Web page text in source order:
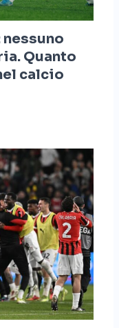
nessuno
Quanto
calcio